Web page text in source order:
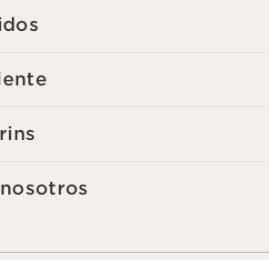
que reciba. Para más información
datos y sus derechos, consulte nuestra